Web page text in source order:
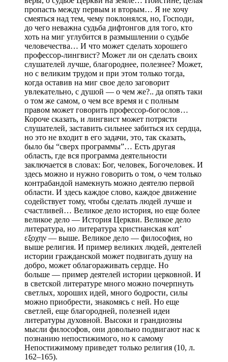
пропасть между первым и вторым… Я не хочу
смеяться над тем, чему поклонялся, но, Господи,
до чего неважна судьба дифтонгов для того, кто
хоть на миг углубится в размышлении о судьбе
человечества… И что может сделать хорошего
профессор-лингвист? Может ли он сделать своих
слушателей лучше, благороднее, полезнее? Может,
но с великим трудом и при этом только тогда,
когда оставив на миг свое дело заговорит
увлекательно, с душой — о чем же?.. да опять таки
о том же самом, о чем все время и с полным
правом может говорить профессор-богослов…
Короче сказать, и лингвист может потрясти
слушателей, заставить сильнее забиться их сердца,
но это не входит в его задачи, это, так сказать,
было бы “сверх программы”… Есть другая
область, где вся программа деятельности
заключается в словах: Бог, человек, Богочеловек. И
здесь можно и нужно говорить о том, о чем только
контрабандой намекнуть можно деятелю первой
области. И здесь каждое слово, каждое движение
содействует тому, чтобы сделать людей лучше и
счастливей… Великое дело история, но еще более
великое дело — История Церкви. Великое дело
литература, но литература христианская κατ’
εξοχην — выше. Великое дело — философия, но
выше религия. И пример великих людей, деятелей
истории гражданской может подвигать душу на
добро, может облагораживать сердце. Но
больше — пример деятелей истории церковной. И
в светской литературе много можно почерпнуть
светлых, хороших идей, много бодрости, силы
можно приобрести, знакомясь с ней. Но еще
светлей, еще благородней, полезней идеи
литературы духовной. Высоки и грандиозны
мысли философов, они довольно подвигают нас к
познанию непостижимого, но к самому
Непостижимому приведет только религия (10, л.
162–165).